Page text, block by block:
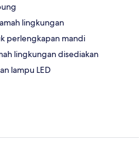
lingkungan
perlengkapan mandi
lingkungan disediakan
lampu LED